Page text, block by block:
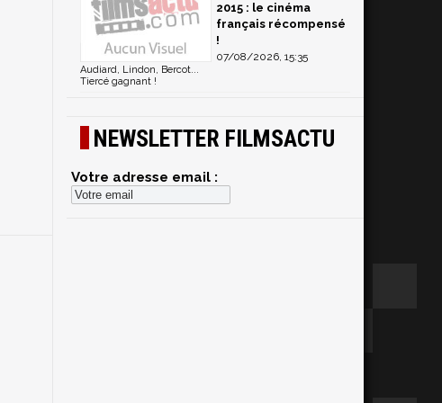
2015 : le cinéma
français récompensé
!
07/08/2026, 15:35
Audiard, Lindon, Bercot...
Tiercé gagnant !
NEWSLETTER FILMSACTU
Votre adresse email :